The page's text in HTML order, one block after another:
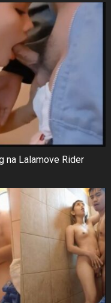
na Lalamove Rider